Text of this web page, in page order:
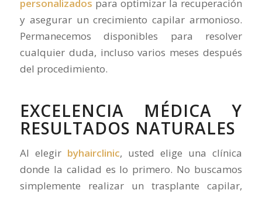
personalizados para optimizar la recuperación
y asegurar un crecimiento capilar armonioso.
Permanecemos disponibles para resolver
cualquier duda, incluso varios meses después
del procedimiento.
EXCELENCIA MÉDICA Y
RESULTADOS NATURALES
Al elegir byhairclinic, usted elige una clínica
donde la calidad es lo primero. No buscamos
simplemente realizar un trasplante capilar,